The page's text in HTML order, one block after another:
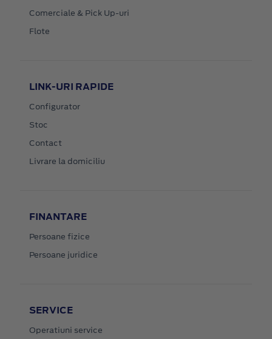
Comerciale & Pick Up-uri
Flote
LINK-URI RAPIDE
Configurator
Stoc
Contact
Livrare la domiciliu
FINANTARE
Persoane fizice
Persoane juridice
SERVICE
Operatiuni service